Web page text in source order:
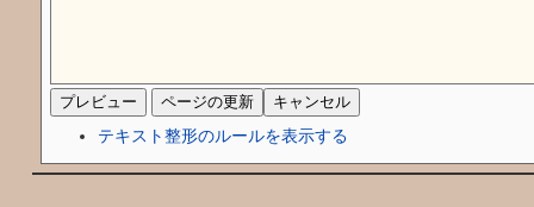
テキスト整形のルールを表示する